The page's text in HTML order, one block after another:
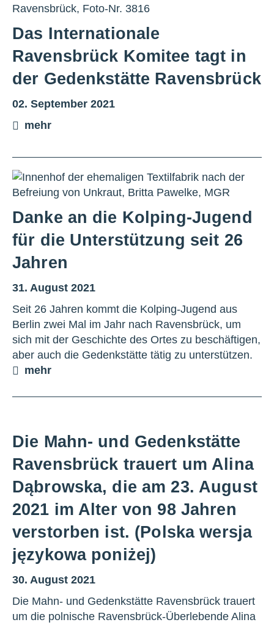
Das Internationale
Ravensbrück Komitee tagt in
der Gedenkstätte Ravensbrück
02. September 2021
mehr
Danke an die Kolping-Jugend
für die Unterstützung seit 26
Jahren
31. August 2021
Seit 26 Jahren kommt die Kolping-Jugend aus
Berlin zwei Mal im Jahr nach Ravensbrück, um
sich mit der Geschichte des Ortes zu beschäftigen,
aber auch die Gedenkstätte tätig zu unterstützen.
mehr
Die Mahn- und Gedenkstätte
Ravensbrück trauert um Alina
Dąbrowska, die am 23. August
2021 im Alter von 98 Jahren
verstorben ist. (Polska wersja
językowa poniżej)
30. August 2021
Die Mahn- und Gedenkstätte Ravensbrück trauert
um die polnische Ravensbrück-Überlebende Alina